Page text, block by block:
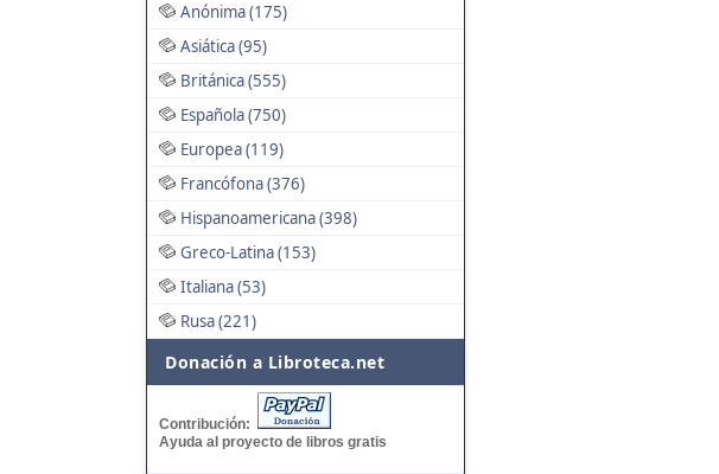
Anónima (175)
Asiática (95)
Británica (555)
Española (750)
Europea (119)
Francófona (376)
Hispanoamericana (398)
Greco-Latina (153)
Italiana (53)
Rusa (221)
Donación a Libroteca.net
Contribución:
Ayuda al proyecto de libros gratis